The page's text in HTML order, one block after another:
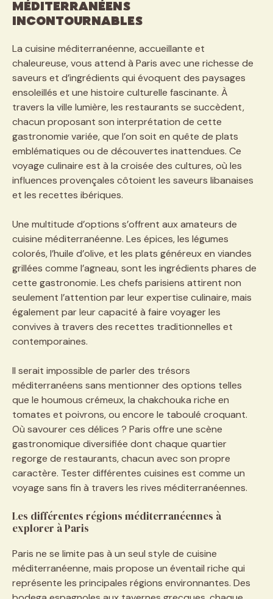
Méditerranéens
Incontournables
La cuisine méditerranéenne, accueillante et
chaleureuse, vous attend à Paris avec une richesse de
saveurs et d’ingrédients qui évoquent des paysages
ensoleillés et une histoire culturelle fascinante. À
travers la ville lumière, les restaurants se succèdent,
chacun proposant son interprétation de cette
gastronomie variée, que l’on soit en quête de plats
emblématiques ou de découvertes inattendues. Ce
voyage culinaire est à la croisée des cultures, où les
influences provençales côtoient les saveurs libanaises
et les recettes ibériques.
Une multitude d’options s’offrent aux amateurs de
cuisine méditerranéenne. Les épices, les légumes
colorés, l’huile d’olive, et les plats généreux en viandes
grillées comme l’agneau, sont les ingrédients phares de
cette gastronomie. Les chefs parisiens attirent non
seulement l’attention par leur expertise culinaire, mais
également par leur capacité à faire voyager les
convives à travers des recettes traditionnelles et
contemporaines.
Il serait impossible de parler des trésors
méditerranéens sans mentionner des options telles
que le houmous crémeux, la chakchouka riche en
tomates et poivrons, ou encore le taboulé croquant.
Où savourer ces délices ? Paris offre une scène
gastronomique diversifiée dont chaque quartier
regorge de restaurants, chacun avec son propre
caractère. Tester différentes cuisines est comme un
voyage sans fin à travers les rives méditerranéennes.
Les différentes régions méditerranéennes à
explorer à Paris
Paris ne se limite pas à un seul style de cuisine
méditerranéenne, mais propose un éventail riche qui
représente les principales régions environnantes. Des